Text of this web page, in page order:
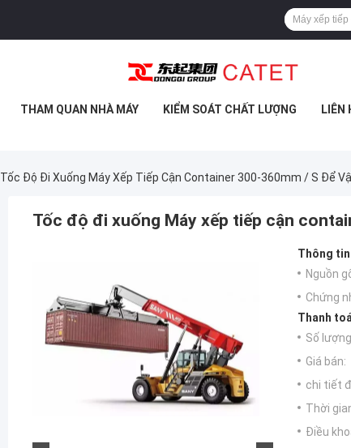
THAM QUAN NHÀ MÁY KIỂM SOÁT CHẤT LƯỢNG LIÊN
Tốc Độ Đi Xuống Máy Xếp Tiếp Cận Container 300-360mm / S Để
Tốc độ đi xuống Máy xếp tiếp cận
Thông
Nguồn
Chứng
Thanh
Số
Giá bán:
chi tiết
Thời
Điều